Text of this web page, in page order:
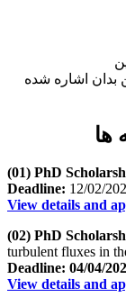
بدان اشاره شده
ها
(01) PhD
Deadline: 12/02/
View details and
(02) PhD
turbulent fluxes in
Deadline: 04/04/
View details and